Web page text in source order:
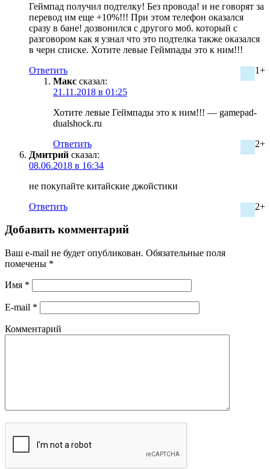
Геймпад получил подтелку! Без провода! и не говорят за
перевод им еще +10%!!! При этом телефон оказался
сразу в бане! дозвонился с другого моб. который с
разговором как я узнал что это подтелка также оказался
в черн списке. Хотите левые Геймпады это к ним!!!
1+
Ответить
Макс сказал:
21.11.2018 в 01:25
Хотите левые Геймпады это к ним!!! — gamepad-
dualshock.ru
2+
Ответить
Дмитрий сказал:
08.06.2018 в 16:34
не покупайте китайские джойстики
2+
Ответить
Добавить комментарий
Ваш e-mail не будет опубликован. Обязательные поля
помечены *
Имя *
E-mail *
Комментарий